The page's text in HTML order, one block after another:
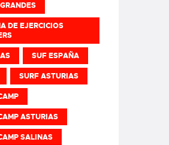
DE EJERCICIOS
SUF ESPAÑA
SURF ASTURIAS
ASTURIAS
SALINAS